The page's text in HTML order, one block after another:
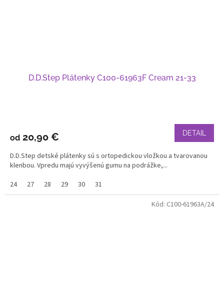
D.D.Step Plátenky C100-61963F Cream 21-33
od 20,90 € DETAIL
D.D.Step detské plátenky sú s ortopedickou vložkou a tvarovanou
klenbou. Vpredu majú vyvýšenú gumu na podrážke,...
24
27 28 29 30 31
Kód: C100-61963A/24